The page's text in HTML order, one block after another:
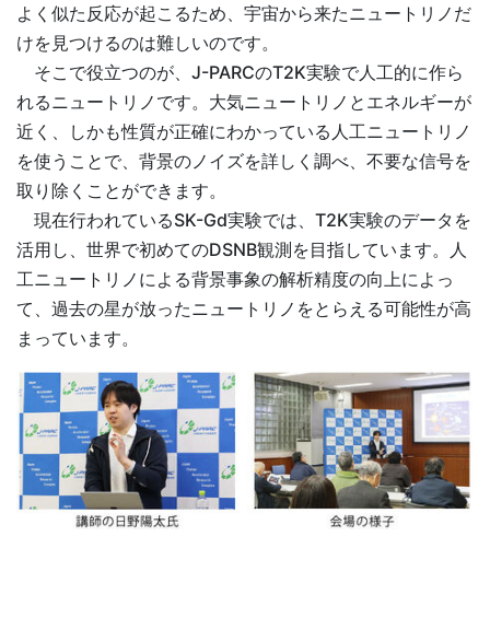
よく似た反応が起こるため、宇宙から来たニュートリノだ
けを見つけるのは難しいのです。
そこで役立つのが、J-PARCのT2K実験で人工的に作ら
れるニュートリノです。大気ニュートリノとエネルギーが
近く、しかも性質が正確にわかっている人工ニュートリノ
を使うことで、背景のノイズを詳しく調べ、不要な信号を
取り除くことができます。
現在行われているSK-Gd実験では、T2K実験のデータを
活用し、世界で初めてのDSNB観測を目指しています。人
工ニュートリノによる背景事象の解析精度の向上によっ
て、過去の星が放ったニュートリノをとらえる可能性が高
まっています。